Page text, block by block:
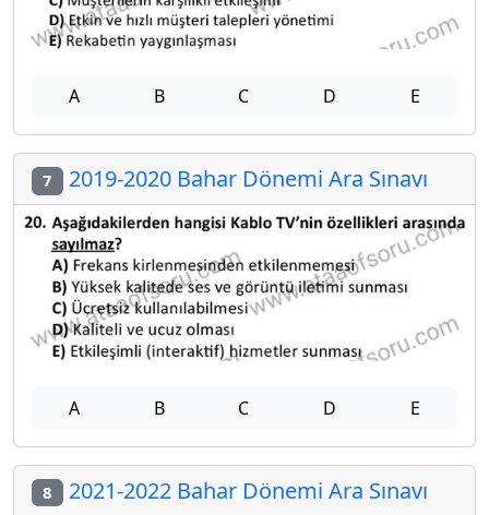
A B C D E
7 2019-2020 Bahar Dönemi Ara Sınavı
A B C D E
8 2021-2022 Bahar Dönemi Ara Sınavı